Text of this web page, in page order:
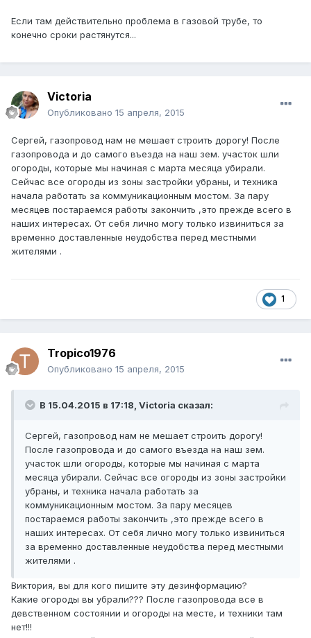
Если там действительно проблема в газовой трубе, то
конечно сроки растянутся...
Victoria
Опубликовано 15 апреля, 2015
Сергей, газопровод нам не мешает строить дорогу! После
газопровода и до самого въезда на наш зем. участок шли
огороды, которые мы начиная с марта месяца убирали.
Сейчас все огороды из зоны застройки убраны, и техника
начала работать за коммуникационным мостом. За пару
месяцев постараемся работы закончить ,это прежде всего в
наших интересах. От себя лично могу только извиниться за
временно доставленные неудобства перед местными
жителями .
1
Tropico1976
Опубликовано 15 апреля, 2015
В 15.04.2015 в 17:18, Victoria сказал:
Сергей, газопровод нам не мешает строить дорогу!
После газопровода и до самого въезда на наш зем.
участок шли огороды, которые мы начиная с марта
месяца убирали. Сейчас все огороды из зоны застройки
убраны, и техника начала работать за
коммуникационным мостом. За пару месяцев
постараемся работы закончить ,это прежде всего в
наших интересах. От себя лично могу только извиниться
за временно доставленные неудобства перед местными
жителями .
Виктория, вы для кого пишите эту дезинформацию?
Какие огороды вы убрали??? После газопровода все в
девственном состоянии и огороды на месте, и техники там
нет!!!